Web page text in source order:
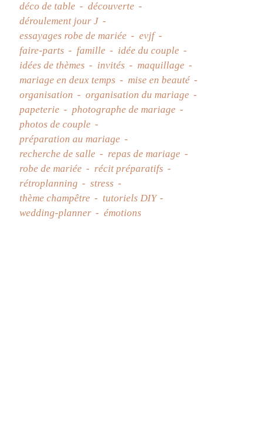
déco de table
découverte
déroulement jour J
essayages robe de mariée
evjf
faire-parts
famille
idée du couple
idées de thèmes
invités
maquillage
mariage en deux temps
mise en beauté
organisation
organisation du mariage
papeterie
photographe de mariage
photos de couple
préparation au mariage
recherche de salle
repas de mariage
robe de mariée
récit préparatifs
rétroplanning
stress
thème champêtre
tutoriels DIY
wedding-planner
émotions